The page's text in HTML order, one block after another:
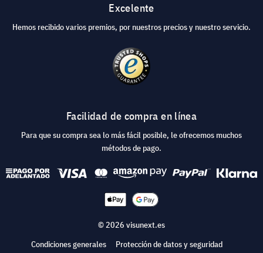
Excelente
Hemos recibido varios premios, por nuestros precios y nuestro servicio.
Facilidad de compra en línea
Para que su compra sea lo más fácil posible, le ofrecemos muchos
métodos de pago.
© 2026 visunext.es
Condiciones generales
Protección de datos y seguridad